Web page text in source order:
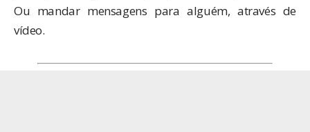
Ou mandar mensagens para alguém, através de
vídeo.